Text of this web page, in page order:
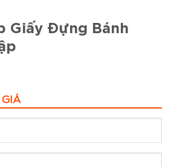
Giấy Đựng Bánh